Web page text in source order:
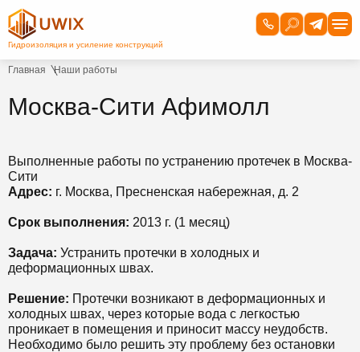
Главная Наши работы
Москва-Сити Афимолл
Выполненные работы по устранению протечек в Москва-
Сити
Адрес: г. Москва, Пресненская набережная, д. 2
Срок выполнения: 2013 г. (1 месяц)
Задача: Устранить протечки в холодных и
деформационных швах.
Решение: Протечки возникают в деформационных и
холодных швах, через которые вода с легкостью
проникает в помещения и приносит массу неудобств.
Необходимо было решить эту проблему без остановки